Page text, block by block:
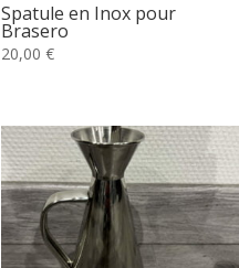
Spatule en Inox pour
Brasero
20,00 €